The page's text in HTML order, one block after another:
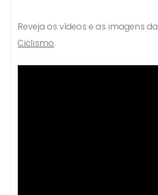
Reveja os vídeos e as imagens da
Ciclismo.